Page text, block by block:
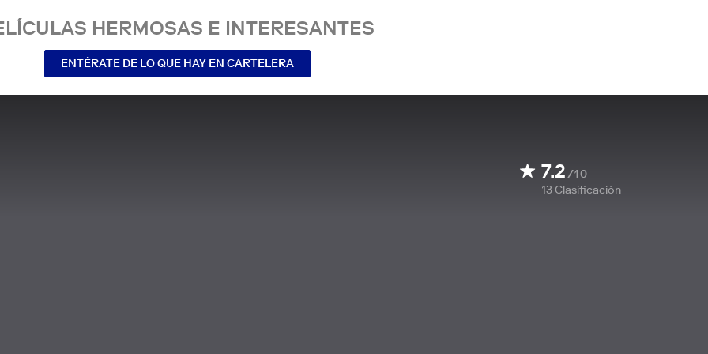
HERMOSAS E INTERESANTES
ENTÉRATE DE LO QUE HAY EN CARTELERA
7.2/10
13Clasificación